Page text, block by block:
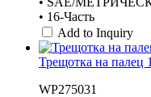
• 16-Часть
Add to Inquiry
Трещотка на палец
WP275031